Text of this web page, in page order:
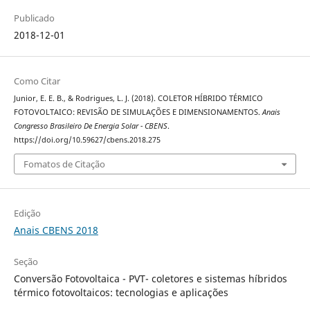
Publicado
2018-12-01
Como Citar
Junior, E. E. B., & Rodrigues, L. J. (2018). COLETOR HÍBRIDO TÉRMICO
FOTOVOLTAICO: REVISÃO DE SIMULAÇÕES E DIMENSIONAMENTOS. Anais
Congresso Brasileiro De Energia Solar - CBENS.
https://doi.org/10.59627/cbens.2018.275
Fomatos de Citação
Edição
Anais CBENS 2018
Seção
Conversão Fotovoltaica - PVT- coletores e sistemas híbridos
térmico fotovoltaicos: tecnologias e aplicações